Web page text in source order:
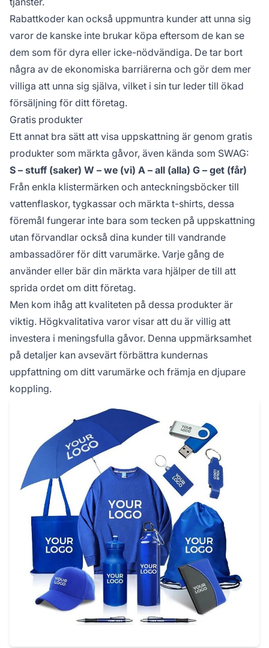
Rabattkoder kan också uppmuntra kunder att unna sig
varor de kanske inte brukar köpa eftersom de kan se
dem som för dyra eller icke-nödvändiga. De tar bort
några av de ekonomiska barriärerna och gör dem mer
villiga att unna sig själva, vilket i sin tur leder till ökad
försäljning för ditt företag.
Gratis produkter
Ett annat bra sätt att visa uppskattning är genom gratis
produkter som märkta gåvor, även kända som SWAG:
S – stuff (saker) W – we (vi) A – all (alla) G – get (får)
Från enkla klistermärken och anteckningsböcker till
vattenflaskor, tygkassar och märkta t-shirts, dessa
föremål fungerar inte bara som tecken på uppskattning
utan förvandlar också dina kunder till vandrande
ambassadörer för ditt varumärke. Varje gång de
använder eller bär din märkta vara hjälper de till att
sprida ordet om ditt företag.
Men kom ihåg att kvaliteten på dessa produkter är
viktig. Högkvalitativa varor visar att du är villig att
investera i meningsfulla gåvor. Denna uppmärksamhet
på detaljer kan avsevärt förbättra kundernas
uppfattning om ditt varumärke och främja en djupare
koppling.